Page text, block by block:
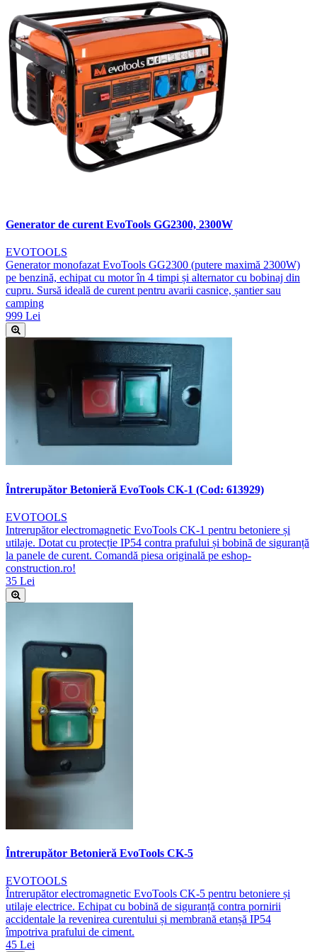
Generator de curent EvoTools GG2300, 2300W
EVOTOOLS
Generator monofazat EvoTools GG2300 (putere maximă 2300W)
pe benzină, echipat cu motor în 4 timpi și alternator cu bobinaj din
cupru. Sursă ideală de curent pentru avarii casnice, șantier sau
camping
999 Lei
Întrerupător Betonieră EvoTools CK-1 (Cod: 613929)
EVOTOOLS
Intrerupător electromagnetic EvoTools CK-1 pentru betoniere și
utilaje. Dotat cu protecție IP54 contra prafului și bobină de siguranță
la panele de curent. Comandă piesa originală pe eshop-
construction.ro!
35 Lei
Întrerupător Betonieră EvoTools CK-5
EVOTOOLS
Întrerupător electromagnetic EvoTools CK-5 pentru betoniere și
utilaje electrice. Echipat cu bobină de siguranță contra pornirii
accidentale la revenirea curentului și membrană etanșă IP54
împotriva prafului de ciment.
45 Lei